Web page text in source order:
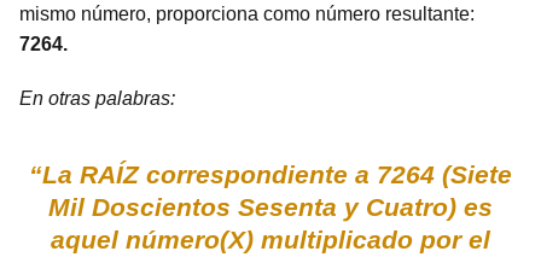
mismo número, proporciona como número resultante:
7264.
En otras palabras:
“La RAÍZ correspondiente a 7264 (Siete
Mil Doscientos Sesenta y Cuatro) es
aquel número(X) multiplicado por el